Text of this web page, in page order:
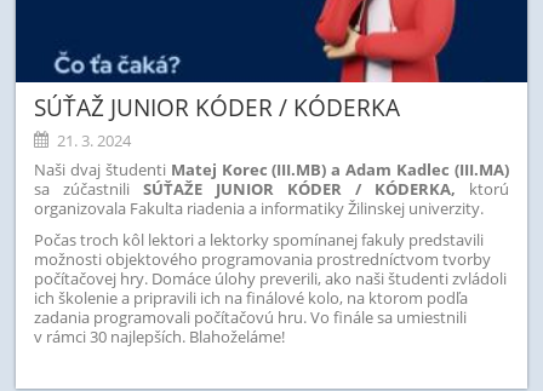
SÚŤAŽ JUNIOR KÓDER / KÓDERKA
21. 3. 2024
Naši dvaj študenti Matej Korec (III.MB) a Adam Kadlec (III.MA)
sa zúčastniliSÚŤAŽE JUNIOR KÓDER / KÓDERKA, ktorú
organizovala Fakulta riadenia a informatiky Žilinskej univerzity.
Počas troch kôl lektori a lektorky spomínanej fakuly predstavili
možnosti objektového programovania prostredníctvom tvorby
počítačovej hry. Domáce úlohy preverili, ako naši študenti zvládoli
ich školenie a pripravili ich na finálové kolo, na ktorom podľa
zadania programovali počítačovú hru. Vo finále sa umiestnili
v rámci 30 najlepších. Blahoželáme!